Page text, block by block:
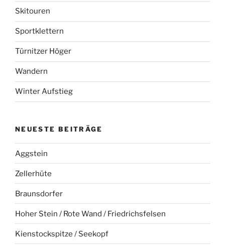
Skitouren
Sportklettern
Türnitzer Höger
Wandern
Winter Aufstieg
NEUESTE BEITRÄGE
Aggstein
Zellerhüte
Braunsdorfer
Hoher Stein / Rote Wand / Friedrichsfelsen
Kienstockspitze / Seekopf